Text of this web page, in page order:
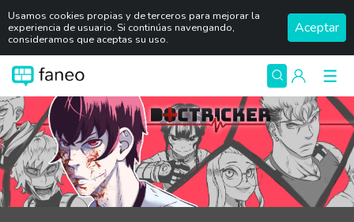
Usamos cookies propias y de terceros para mejorar la
experiencia de usuario. Si continúas navengando,
consideramos que aceptas su uso.
Aceptar